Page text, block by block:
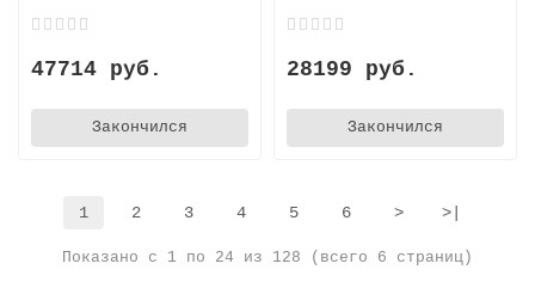
47714 руб.
Закончился
28199 руб.
Закончился
1 2 3 4 5 6 > >|
Показано с 1 по 24 из 128 (всего 6 страниц)